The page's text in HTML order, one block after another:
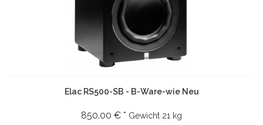
Elac RS500-SB - B-Ware-wie Neu
850.00 € * Gewicht 21 kg